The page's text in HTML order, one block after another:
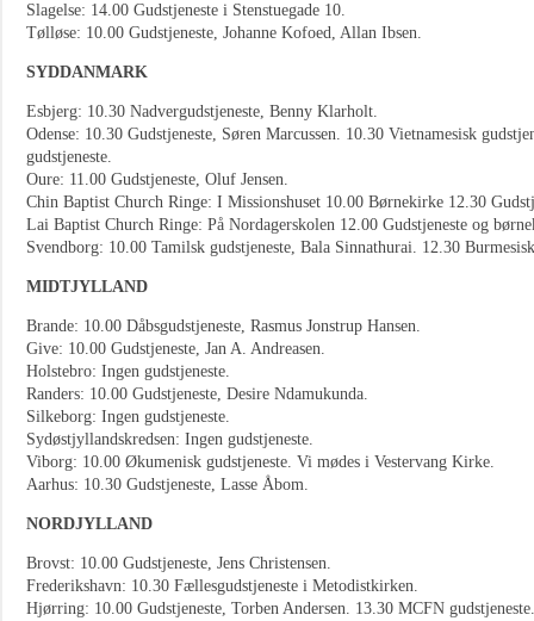
Slagelse: 14.00 Gudstjeneste i Stenstuegade 10.
Tølløse: 10.00 Gudstjeneste, Johanne Kofoed, Allan Ibsen.
SYDDANMARK
Esbjerg: 10.30 Nadvergudstjeneste, Benny Klarholt.
Odense: 10.30 Gudstjeneste, Søren Marcussen. 10.30 Vietnamesisk
gudstjeneste.
Oure: 11.00 Gudstjeneste, Oluf Jensen.
Chin Baptist Church Ringe: I Missionshuset 10.00 Børnekirke 12.30
Lai Baptist Church Ringe: På Nordagerskolen 12.00 Gudstjeneste og
Svendborg: 10.00 Tamilsk gudstjeneste, Bala Sinnathurai. 12.30
MIDTJYLLAND
Brande: 10.00 Dåbsgudstjeneste, Rasmus Jonstrup Hansen.
Give: 10.00 Gudstjeneste, Jan A. Andreasen.
Holstebro: Ingen gudstjeneste.
Randers: 10.00 Gudstjeneste, Desire Ndamukunda.
Silkeborg: Ingen gudstjeneste.
Sydøstjyllandskredsen: Ingen gudstjeneste.
Viborg: 10.00 Økumenisk gudstjeneste. Vi mødes i Vestervang Kirke.
Aarhus: 10.30 Gudstjeneste, Lasse Åbom.
NORDJYLLAND
Brovst: 10.00 Gudstjeneste, Jens Christensen.
Frederikshavn: 10.30 Fællesgudstjeneste i Metodistkirken.
Hjørring: 10.00 Gudstjeneste, Torben Andersen. 13.30 MCFN gudstjeneste.